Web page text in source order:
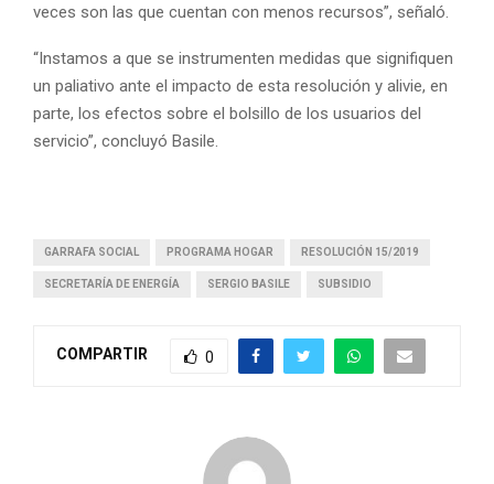
veces son las que cuentan con menos recursos”, señaló.
“Instamos a que se instrumenten medidas que signifiquen
un paliativo ante el impacto de esta resolución y alivie, en
parte, los efectos sobre el bolsillo de los usuarios del
servicio”, concluyó Basile.
GARRAFA SOCIAL PROGRAMA HOGAR RESOLUCIÓN 15/2019
SECRETARÍA DE ENERGÍA SERGIO BASILE SUBSIDIO
COMPARTIR 0